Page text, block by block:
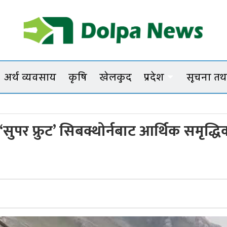
Dolpanews
अर्थ व्यवसाय कृषि खेलकुद प्रदेश सूचना
फ्रुट’ सिबक्थोर्नबाट आर्थिक